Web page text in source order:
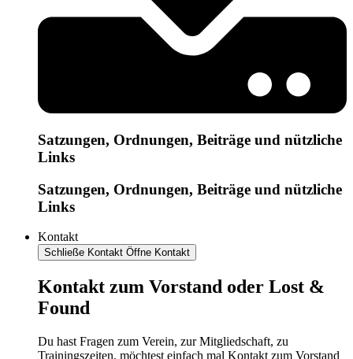
Satzungen, Ordnungen, Beiträge und nützliche
Links
Satzungen, Ordnungen, Beiträge und nützliche
Links
Kontakt
Schließe Kontakt Öffne Kontakt
Kontakt zum Vorstand oder Lost &
Found
Du hast Fragen zum Verein, zur Mitgliedschaft, zu
Trainingszeiten, möchtest einfach mal Kontakt zum Vorstand